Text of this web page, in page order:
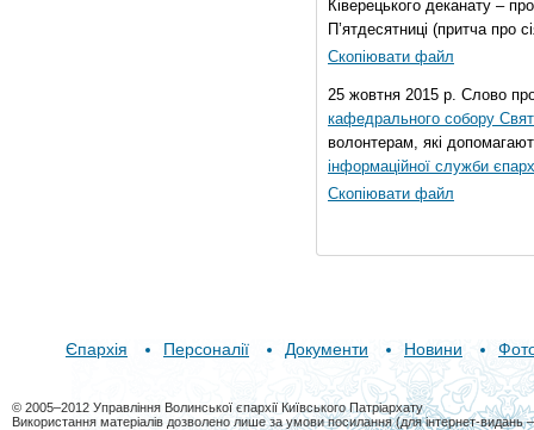
Ківерецького деканату –
П’ятдесятниці (притча про
Скопіювати файл
25 жовтня 2015 р. Слово
кафедрального собору
волонтерам, які
інформаційної служби
Скопіювати файл
Єпархія Персоналії Документи Новини
© 2005–2012 Управління Волинської єпархії Київського Патріархату
Використання матеріалів дозволено лише за умови посилання (для інтернет-видань